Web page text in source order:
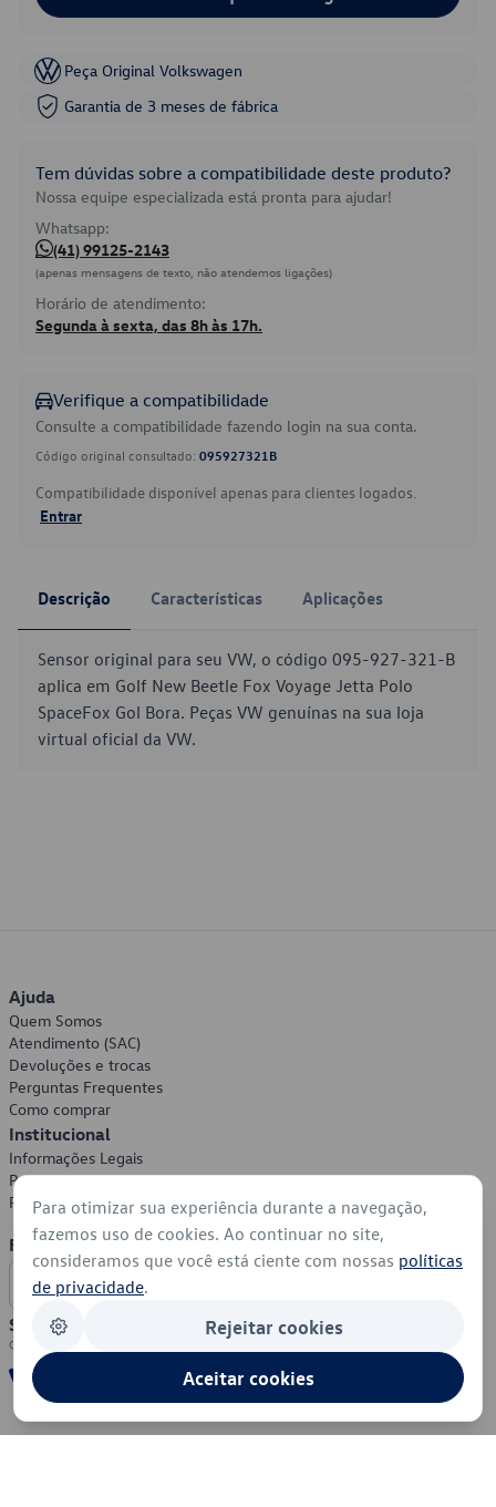
Peça Original Volkswagen
Garantia de 3 meses de fábrica
Tem dúvidas sobre a compatibilidade deste produto?
Nossa equipe especializada está pronta para ajudar!
Whatsapp:
(41) 99125-2143
(apenas mensagens de texto, não atendemos ligações)
Horário de atendimento:
Segunda à sexta, das 8h às 17h.
Verifique a compatibilidade
Consulte a compatibilidade fazendo login na sua conta.
Código original consultado: 095927321B
Compatibilidade disponível apenas para clientes logados.
Entrar
Descrição Características Aplicações
Sensor original para seu VW, o código 095-927-321-B
aplica em Golf New Beetle Fox Voyage Jetta Polo
SpaceFox Gol Bora. Peças VW genuínas na sua loja
virtual oficial da VW.
Ajuda
Quem Somos
Atendimento (SAC)
Devoluções e trocas
Perguntas Frequentes
Como comprar
Institucional
Informações Legais
Política de Privacidade
Política de Cookies
Formas de Pagamento
Segurança
Para otimizar sua experiência durante a navegação,
fazemos uso de cookies. Ao continuar no site,
consideramos que você está ciente com nossas políticas
de privacidade.
Rejeitar cookies
Aceitar cookies